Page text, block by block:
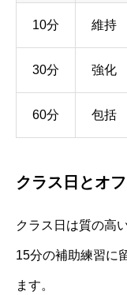
10分 維持
30分 強化
60分 包括
クラス日とオ
クラス日は質の高
15分の補助練習に
ます。